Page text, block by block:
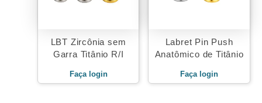
LBT Zircônia sem
Garra Titânio R/I
Faça login
Labret Pin Push
Anatômico de Titânio
Faça login